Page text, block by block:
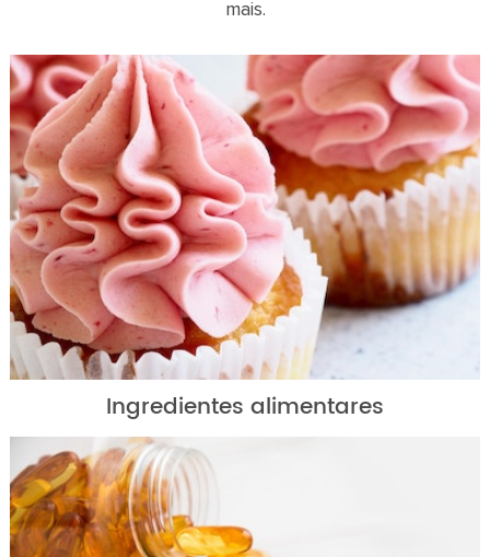
mais.
Ingredientes alimentares